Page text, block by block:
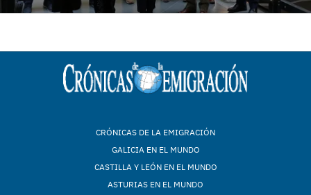
CRÓNICAS DE LA EMIGRACIÓN
GALICIA EN EL MUNDO
CASTILLA Y LEÓN EN EL MUNDO
ASTURIAS EN EL MUNDO